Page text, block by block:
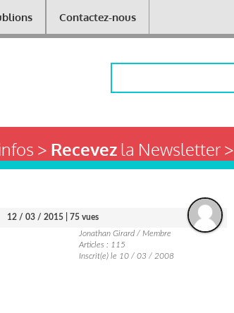
Contactez-nous
> Recevezla Newsletter >
12 / 03 / 2015 | 75 vues
Jonathan Girard / Membre
Articles : 115
Inscrit(e) le 10 / 03 / 2008